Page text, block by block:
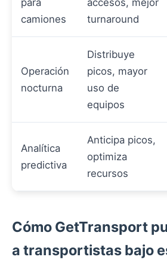
para
camiones
accesos, mejor
turnaround
Operación
nocturna
Distribuye
picos, mayor
uso de
equipos
Analítica
predictiva
Anticipa picos,
optimiza
recursos
Cómo GetTransport
a transportistas bajo